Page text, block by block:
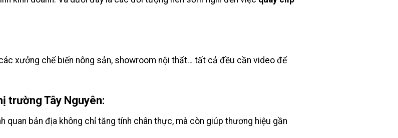
xưởng chế biến nông sản, showroom nội thất… tất cả đều cần video để
trường Tây Nguyên:
quan bản địa không chỉ tăng tính chân thực, mà còn giúp thương hiệu gần